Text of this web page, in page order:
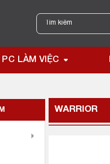
Tìm
kiếm:
PC LÀM VIỆC
WARRIOR